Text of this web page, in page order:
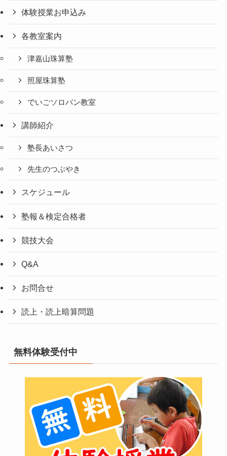
体験授業お申込み
各教室案内
津嘉山珠算塾
照屋珠算塾
でいごソロバン教室
講師紹介
塾長あいさつ
先生のつぶやき
スケジュール
塾報＆検定合格者
競技大会
Q&A
お問合せ
読上・読上暗算問題
無料体験受付中